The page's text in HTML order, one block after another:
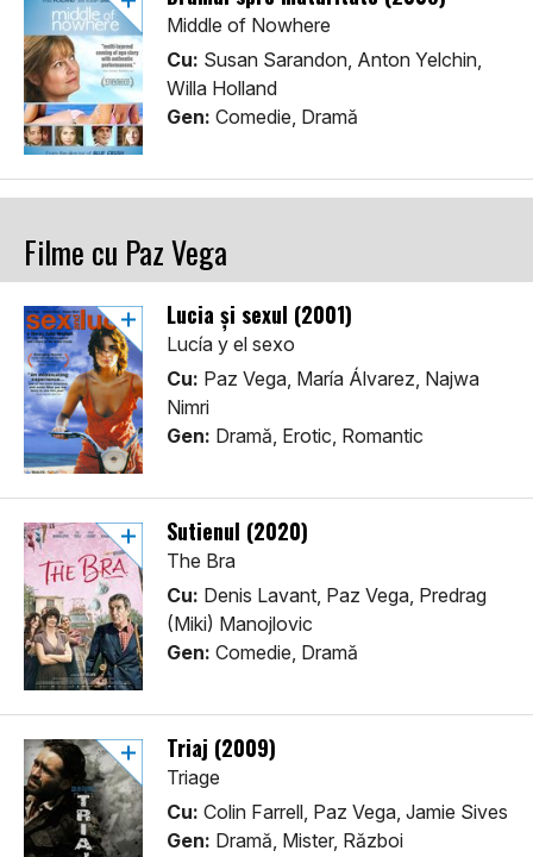
Middle of Nowhere
Cu: Susan Sarandon, Anton Yelchin,
Willa Holland
Gen: Comedie, Dramă
Filme cu Paz Vega
Lucia și sexul (2001)
Lucía y el sexo
Cu: Paz Vega, María Álvarez, Najwa
Nimri
Gen: Dramă, Erotic, Romantic
Sutienul (2020)
The Bra
Cu: Denis Lavant, Paz Vega, Predrag
(Miki) Manojlovic
Gen: Comedie, Dramă
Triaj (2009)
Triage
Cu: Colin Farrell, Paz Vega, Jamie Sives
Gen: Dramă, Mister, Război